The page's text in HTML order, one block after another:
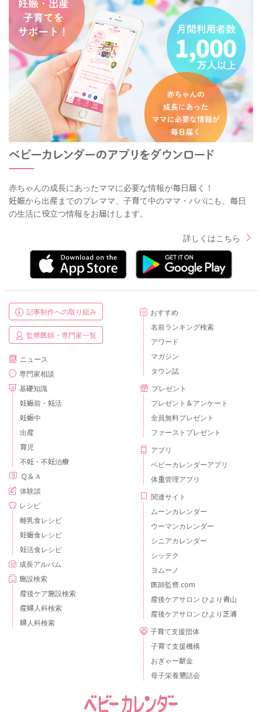
赤ちゃんの成長にあったママに必要な情報が毎日届く！
妊娠から出産までのプレママ、子育て中のママ・パパにも、毎日
の生活に役立つ情報をお届けします。
詳しくはこちら
記事制作への取り組み
監修医師・専門家一覧
ニュース
専門家相談
基礎知識
妊娠前・妊活
妊娠中
出産
育児
不妊・不妊治療
Ｑ＆Ａ
体験談
レシピ
離乳食レシピ
妊娠食レシピ
妊活食レシピ
成長アルバム
施設検索
産後ケア施設検索
産婦人科検索
婦人科検索
おすすめ
名前ランキング検索
アワード
マガジン
タウン誌
プレゼント
プレゼント＆アンケート
全員無料プレゼント
ファーストプレゼント
アプリ
ベビーカレンダーアプリ
体重管理アプリ
関連サイト
ムーンカレンダー
ウーマンカレンダー
シニアカレンダー
シッテク
ヨムーノ
医師監修.com
産後ケアサロン ひより青山
産後ケアサロン ひより芝浦
子育て支援団体
子育て支援機構
おぎゃー献金
母子栄養懇話会